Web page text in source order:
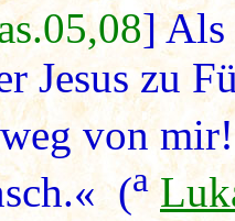
] Als
Jesus zu
von
(a